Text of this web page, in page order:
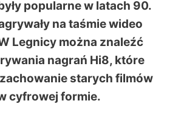
popularne w latach 90.
na taśmie wideo
Legnicy można znaleźć
nagrań Hi8, które
starych filmów
cyfrowej formie.